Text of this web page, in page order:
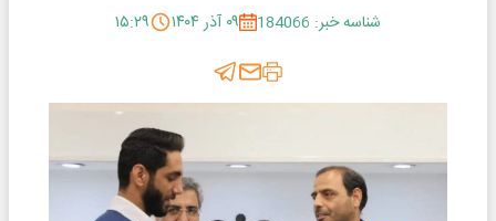
شناسه خبر: 184066
۰۹ آذر ۱۴۰۴ ۱۵:۲۹